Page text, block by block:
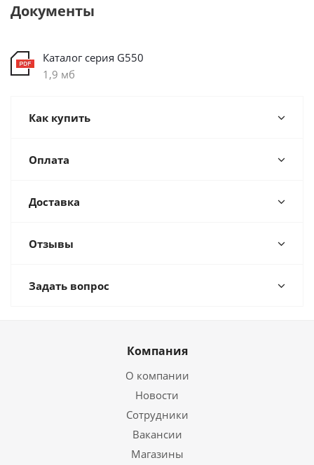
Документы
Каталог серия G550
1,9 мб
Как купить
Оплата
Доставка
Отзывы
Задать вопрос
Компания
О компании
Новости
Сотрудники
Вакансии
Магазины